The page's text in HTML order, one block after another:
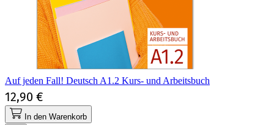
Auf jeden Fall! Deutsch A1.2 Kurs- und Arbeitsbuch
12,90 €
In den Warenkorb